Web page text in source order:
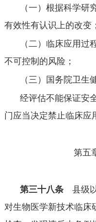
（一）根据科学研
有效性有认识上的改变；
（二）临床应用
不可控制的风险；
（三）国务院卫生
经评估不能保证安
门应当决定禁止临床应
第五
第三十八条 县级
对生物医学新技术临床